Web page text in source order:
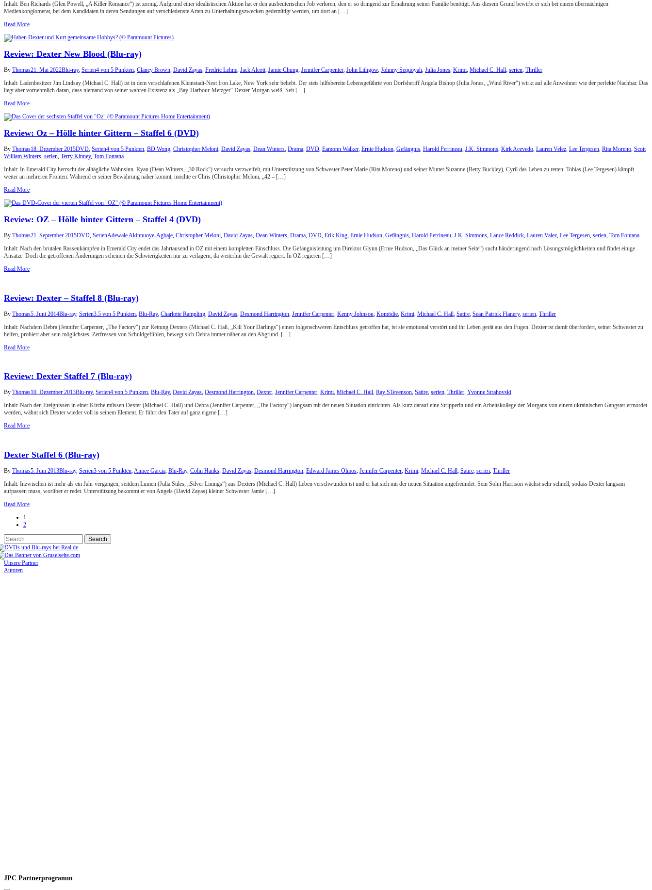
Inhalt: Ben Richards (Glen Powell, „A Killer Romance“) ist zornig. Aufgrund einer idealistischen Aktion hat er den ausbeuterischen Job verloren, den er so dringend zur Ernährung seiner Familie benötigt. Aus diesem Grund bewirbt er sich bei einem übermächtigen
Medienkonglomerat, bei dem Kandidaten in deren Sendungen auf verschiedenste Arten zu Unterhaltungszwecken gedemütigt werden, um dort an […]
Read More
Review: Dexter New Blood (Blu-ray)
By Thomas21. Mai 2022Blu-ray, Serien4 von 5 Punkten, Clancy Brown, David Zayas, Fredric Lehne, Jack Alcott, Jamie Chung, Jennifer Carpenter, John Lithgow, Johnny Sequoyah, Julia Jones, Krimi, Michael C. Hall, serien, Thriller
Inhalt: Ladenbesitzer Jim Lindsay (Michael C. Hall) ist in dem verschlafenen Kleinstadt-Nest Iron Lake, New York sehr beliebt. Der stets hilfsbereite Lebensgefährte von Dorfsheriff Angela Bishop (Julia Jones, „Wind River“) wirkt auf alle Anwohner wie der perfekte Nachbar. Das
liegt aber vornehmlich daran, dass niemand von seiner wahren Existenz als „Bay-Harbour-Metzger“ Dexter Morgan weiß. Seit […]
Read More
Review: Oz – Hölle hinter Gittern – Staffel 6 (DVD)
By Thomas18. Dezember 2015DVD Serien4 von 5 Punkten BD Wong Christopher Meloni David Zayas Dean Winters Drama DVD Eamonn Walker Ernie Hudson Gefängnis Harold Perrineau J.K. Simmons Kirk Acevedo Lauren Velez Lee Tergesen Rita Moreno Scott
William Winters serien Terry Kinney, Tom Fontana
Inhalt: In Emerald City herrscht der alltägliche Wahnsinn. Ryan (Dean Winters, „30 Rock“) versucht verzweifelt, mit Unterstützung von Schwester Peter Marie (Rita Moreno) und seiner Mutter Suzanne (Betty Buckley), Cyril das Leben zu retten. Tobias (Lee Tergesen) kämpft
weiter an mehreren Fronten: Während er seiner Bewährung näher kommt, möchte er Chris (Christopher Meloni, „42 – […]
Read More
Review: OZ – Hölle hinter Gittern – Staffel 4 (DVD)
By Thomas21. September 2015DVD SerienAdewale Akinnuoye-Agbaje Christopher Meloni David Zayas Dean Winters Drama DVD Erik King Ernie Hudson Gefängnis Harold Perrineau J.K. Simmons Lance Reddick Lauren Valez Lee Tergesen serien Tom Fontana
Inhalt: Nach den brutalen Rassenkämpfen in Emerald City endet das Jahrtausend in OZ mit einem kompletten Einschluss. Die Gefängnisleitung um Direktor Glynn (Ernie Hudson, „Das Glück an meiner Seite“) sucht händeringend nach Lösungsmöglichkeiten und findet einige
Ansätze. Doch die getroffenen Änderungen scheinen die Schwierigkeiten nur zu verlagern, da weiterhin die Gewalt regiert. In OZ regieren […]
Read More
Review: Dexter – Staffel 8 (Blu-ray)
By Thomas5. Juni 2014Blu-ray, Serien3.5 von 5 Punkten Blu-Ray, Charlotte Rampling David Zayas Desmond Harrington Jennifer Carpenter Kenny Johnson Komödie Krimi Michael C. Hall Satire Sean Patrick Flanery, serien Thriller
Inhalt: Nachdem Debra (Jennifer Carpenter, „The Factory“) zur Rettung Dexters (Michael C. Hall, „Kill Your Darlings“) einen folgenschweren Entschluss getroffen hat, ist sie emotional verstört und ihr Leben gerät aus den Fugen. Dexter ist damit überfordert, seiner Schwester zu
helfen, probiert aber sein möglichstes. Zerfressen von Schuldgefühlen, bewegt sich Debra immer näher an den Abgrund. […]
Read More
Review: Dexter Staffel 7 (Blu-ray)
By Thomas10. Dezember 2013Blu-ray, Serien4 von 5 Punkten, Blu-Ray, David Zayas, Desmond Harrington, Dexter, Jennifer Carpenter, Krimi, Michael C. Hall, Ray STevenson, Satire, serien, Thriller, Yvonne Strahovski
Inhalt: Nach den Ereignissen in einer Kirche müssen Dexter (Michael C. Hall) und Debra (Jennifer Carpenter, „The Factory“) langsam mit der neuen Situation einrichten. Als kurz darauf eine Stripperin und ein Arbeitskollege der Morgans von einem ukrainischen Gangster ermordet
werden, wähnt sich Dexter wieder voll in seinem Element. Er führt den Täter auf ganz eigene […]
Read More
Dexter Staffel 6 (Blu-ray)
By Thomas5. Juni 2013Blu-ray, Serien3 von 5 Punkten,Aimee Garcia, Blu-Ray, Colin Hanks, David Zayas, Desmond Harrington, Edward James Olmos, Jennifer Carpenter, Krimi, Michael C. Hall, Satire, serien, Thriller
Inhalt: Inzwischen ist mehr als ein Jahr vergangen, seitdem Lumen (Julia Stiles, „Silver Linings“) aus Dexters (Michael C. Hall) Leben verschwunden ist und er hat sich mit der neuen Situation angefreundet. Sein Sohn Harrison wächst sehr schnell, sodass Dexter langsam
aufpassen muss, worüber er redet. Unterstützung bekommt er von Angels (David Zayas) kleiner Schwester Jamie […]
Read More
1
2
Unsere Partner
Autoren
JPC Partnerprogramm